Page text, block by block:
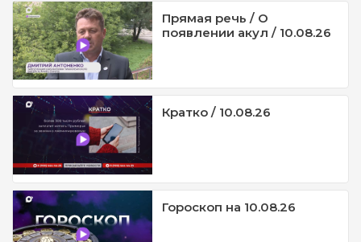
Прямая речь / О
появлении акул / 10.08.26
Кратко / 10.08.26
Гороскоп на 10.08.26